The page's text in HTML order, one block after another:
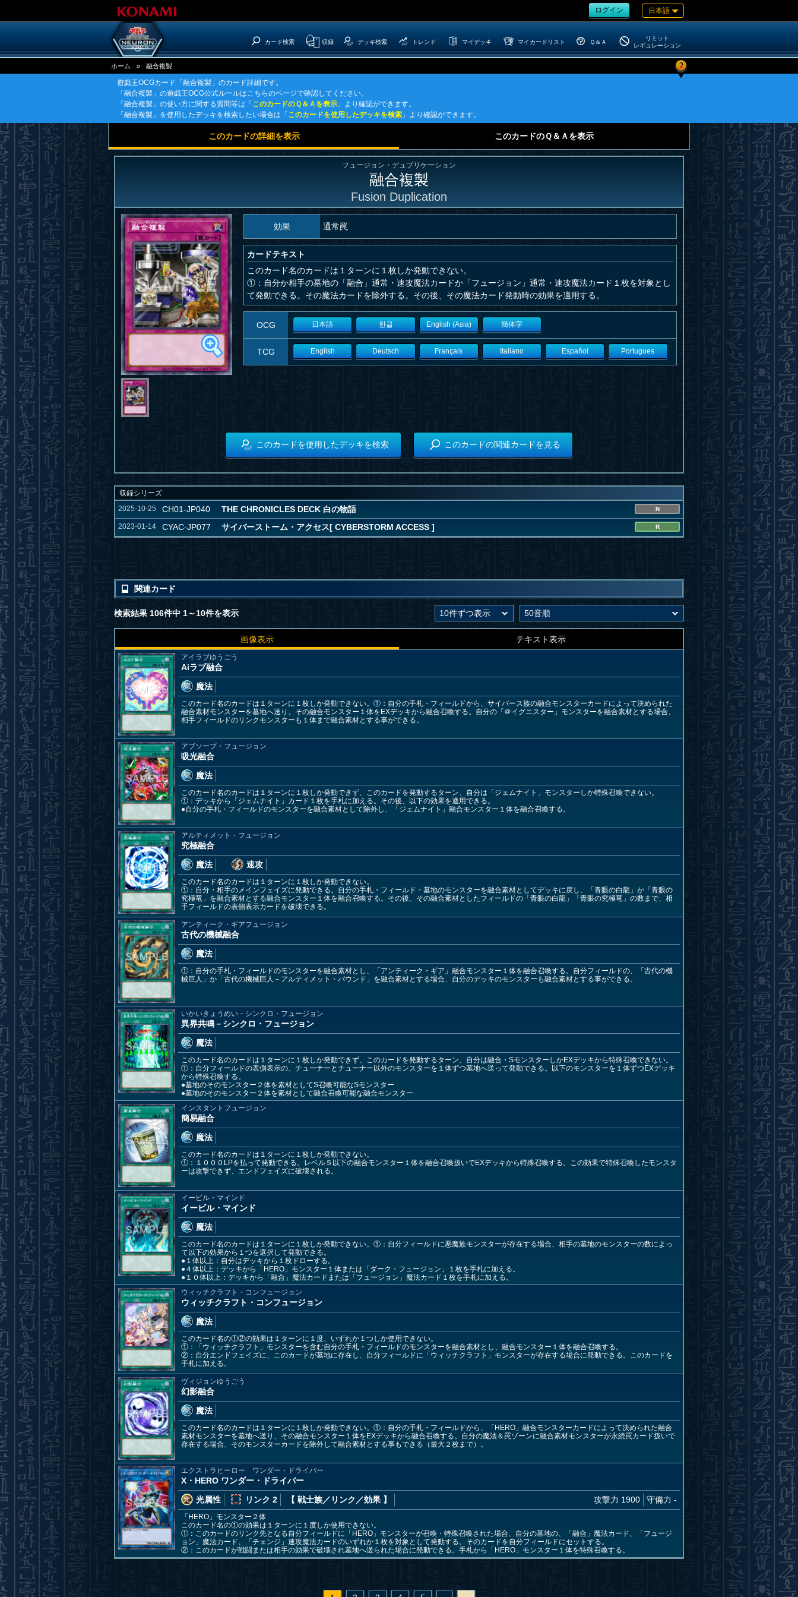
ログイン 日本語
カード検索 収録 デッキ検索 トレンド マイデッキ マイカードリスト Ｑ＆Ａ
リミット
レギュレーション
ホーム » 融合複製 ?
遊戯王OCGカード「融合複製」のカード詳細です。
「融合複製」の遊戯王OCG公式ルールはこちらのページで確認してください。
「融合複製」の使い方に関する質問等は「 このカードのＱ＆Ａを表示 」より確認ができます。
「融合複製」を使用したデッキを検索したい場合は「 このカードを使用したデッキを検索 」より確認ができます。
このカードの詳細を表示 このカードのＱ＆Ａを表示
フュージョン・デュプリケーション
融合複製
Fusion Duplication
効果 通常罠
カードテキスト
このカード名のカードは１ターンに１枚しか発動できない。
①：自分か相手の墓地の「融合」通常・速攻魔法カードか「フュージョン」通常・速攻魔法カード１枚を対象とし
て発動できる。その魔法カードを除外する。その後、その魔法カード発動時の効果を適用する。
OCG 日本語 한글 English (Asia) 簡体字
TCG English Deutsch Français Italiano Español Portugues
このカードを使用したデッキを検索 このカードの関連カードを見る
収録シリーズ
2025-10-25
CH01-JP040 THE CHRONICLES DECK 白の物語 N
2023-01-14 CYAC-JP077 サイバーストーム・アクセス[ CYBERSTORM ACCESS ] R
関連カード
検索結果 106件中 1～10件を表示
画像表示 テキスト表示
アイラブゆうごう
Aiラブ融合
魔法
このカード名のカードは１ターンに１枚しか発動できない。①：自分の手札・フィールドから、サイバース族の融合モンスターカードによって決められた
融合素材モンスターを墓地へ送り、その融合モンスター１体をEXデッキから融合召喚する。自分の「＠イグニスター」モンスターを融合素材とする場合、
相手フィールドのリンクモンスターも１体まで融合素材とする事ができる。
アブソープ・フュージョン
吸光融合
魔法
このカード名のカードは１ターンに１枚しか発動できず、このカードを発動するターン、自分は「ジェムナイト」モンスターしか特殊召喚できない。
①：デッキから「ジェムナイト」カード１枚を手札に加える。その後、以下の効果を適用できる。
●自分の手札・フィールドのモンスターを融合素材として除外し、「ジェムナイト」融合モンスター１体を融合召喚する。
アルティメット・フュージョン
究極融合
魔法
速攻
このカード名のカードは１ターンに１枚しか発動できない。
①：自分・相手のメインフェイズに発動できる。自分の手札・フィールド・墓地のモンスターを融合素材としてデッキに戻し、「青眼の白龍」か「青眼の
究極竜」を融合素材とする融合モンスター１体を融合召喚する。その後、その融合素材としたフィールドの「青眼の白龍」「青眼の究極竜」の数まで、相
手フィールドの表側表示カードを破壊できる。
アンティーク・ギアフュージョン
古代の機械融合
魔法
①：自分の手札・フィールドのモンスターを融合素材とし、「アンティーク・ギア」融合モンスター１体を融合召喚する。自分フィールドの、「古代の機
械巨人」か「古代の機械巨人－アルティメット・パウンド」を融合素材とする場合、自分のデッキのモンスターも融合素材とする事ができる。
いかいきょうめい－シンクロ・フュージョン
異界共鳴－シンクロ・フュージョン
魔法
このカード名のカードは１ターンに１枚しか発動できず、このカードを発動するターン、自分は融合・SモンスターしかEXデッキから特殊召喚できない。
①：自分フィールドの表側表示の、チューナーとチューナー以外のモンスターを１体ずつ墓地へ送って発動できる。以下のモンスターを１体ずつEXデッキ
から特殊召喚する。
●墓地のそのモンスター２体を素材としてS召喚可能なSモンスター
●墓地のそのモンスター２体を素材として融合召喚可能な融合モンスター
インスタントフュージョン
簡易融合
魔法
このカード名のカードは１ターンに１枚しか発動できない。
①：１０００LPを払って発動できる。レベル５以下の融合モンスター１体を融合召喚扱いでEXデッキから特殊召喚する。この効果で特殊召喚したモンスタ
ーは攻撃できず、エンドフェイズに破壊される。
イービル・マインド
イービル・マインド
魔法
このカード名のカードは１ターンに１枚しか発動できない。①：自分フィールドに悪魔族モンスターが存在する場合、相手の墓地のモンスターの数によっ
て以下の効果から１つを選択して発動できる。
●１体以上：自分はデッキから１枚ドローする。
●４体以上：デッキから「HERO」モンスター１体または「ダーク・フュージョン」１枚を手札に加える。
●１０体以上：デッキから「融合」魔法カードまたは「フュージョン」魔法カード１枚を手札に加える。
ウィッチクラフト・コンフュージョン
ウィッチクラフト・コンフュージョン
魔法
このカード名の①②の効果は１ターンに１度、いずれか１つしか使用できない。
①：「ウィッチクラフト」モンスターを含む自分の手札・フィールドのモンスターを融合素材とし、融合モンスター１体を融合召喚する。
②：自分エンドフェイズに、このカードが墓地に存在し、自分フィールドに「ウィッチクラフト」モンスターが存在する場合に発動できる。このカードを
手札に加える。
ヴィジョンゆうごう
幻影融合
魔法
このカード名のカードは１ターンに１枚しか発動できない。①：自分の手札・フィールドから、「HERO」融合モンスターカードによって決められた融合
素材モンスターを墓地へ送り、その融合モンスター１体をEXデッキから融合召喚する。自分の魔法＆罠ゾーンに融合素材モンスターが永続罠カード扱いで
存在する場合、そのモンスターカードを除外して融合素材とする事もできる（最大２枚まで）。
エクストラヒーロー ワンダー・ドライバー
X・HERO ワンダー・ドライバー
光属性
リンク 2 【 戦士族／リンク／効果 】 攻撃力 1900 守備力 -
「HERO」モンスター２体
このカード名の①の効果は１ターンに１度しか使用できない。
①：このカードのリンク先となる自分フィールドに「HERO」モンスターが召喚・特殊召喚された場合、自分の墓地の、「融合」魔法カード、「フュージ
ョン」魔法カード、「チェンジ」速攻魔法カードのいずれか１枚を対象として発動する。そのカードを自分フィールドにセットする。
②：このカードが戦闘または相手の効果で破壊され墓地へ送られた場合に発動できる。手札から「HERO」モンスター１体を特殊召喚する。